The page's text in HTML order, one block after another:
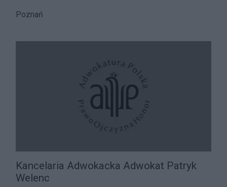
Poznań
Kancelaria Adwokacka Adwokat Patryk
Welenc